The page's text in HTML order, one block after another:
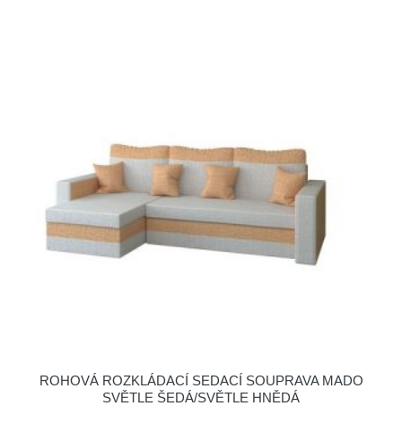
ROHOVÁ ROZKLÁDACÍ SEDACÍ SOUPRAVA MADO
SVĚTLE ŠEDÁ/SVĚTLE HNĚDÁ